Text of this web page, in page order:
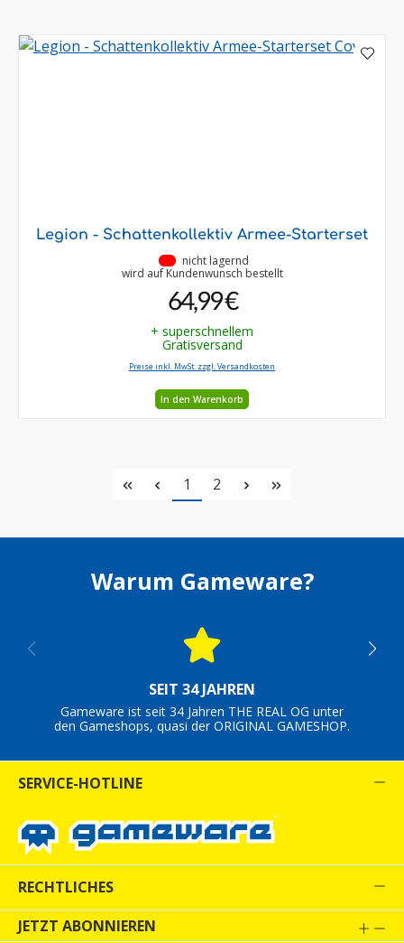
Legion - Schattenkollektiv Armee-Starterset
nicht lagernd
wird auf Kundenwunsch bestellt
64,99 €
+ superschnellem
Gratisversand
Preise inkl. MwSt. zzgl. Versandkosten
In den Warenkorb
Seite
1 Seite
2
Warum Gameware?
SEIT 34 JAHREN
Gameware ist seit 34 Jahren THE REAL OG unter
den Gameshops, quasi der ORIGINAL GAMESHOP.
SERVICE-HOTLINE
RECHTLICHES
JETZT ABONNIEREN